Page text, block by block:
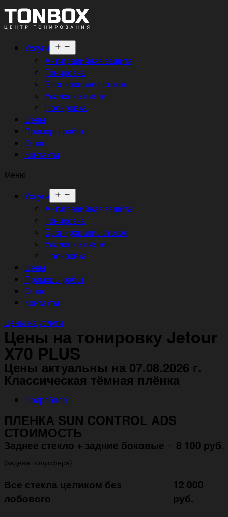
Услуги
меню
Антигравийная защита
Тонировка
Бронирование стёкол
Удаление вмятин
Полировка
Цены
Примеры работ
О нас
Контакты
Меню
Услуги
меню
Антигравийная защита
Тонировка
Бронирование стёкол
Удаление вмятин
Полировка
Цены
Примеры работ
О нас
Контакты
Цены на услуги
Цены на тонировку Jetour
X70 PLUS
Цены актуальны на 07.08.2026 г.
Классическая тёмная плёнка
Подробнее
ПЛЕНКА SUN CONTROL ADS
СТОИМОСТЬ
Заднее стекло + задние боковые 8 100 руб.
(задняя полусфера)
Все стекла целиком без
лобового
12 000
руб.